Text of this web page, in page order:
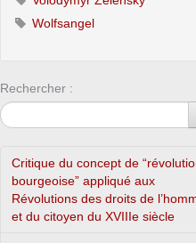
Wolfsangel
Rechercher :
Critique du concept de
bourgeoise” appliqué aux
Révolutions des droits de
et du citoyen du XVIIIe siècle